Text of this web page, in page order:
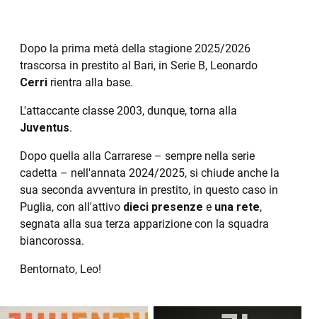
Dopo la prima metà della stagione 2025/2026
trascorsa in prestito al Bari, in Serie B, Leonardo
Cerri rientra alla base.
L'attaccante classe 2003, dunque, torna alla
Juventus.
Dopo quella alla Carrarese – sempre nella serie
cadetta – nell'annata 2024/2025, si chiude anche la
sua seconda avventura in prestito, in questo caso in
Puglia, con all'attivo dieci presenze e una rete,
segnata alla sua terza apparizione con la squadra
biancorossa.
Bentornato, Leo!